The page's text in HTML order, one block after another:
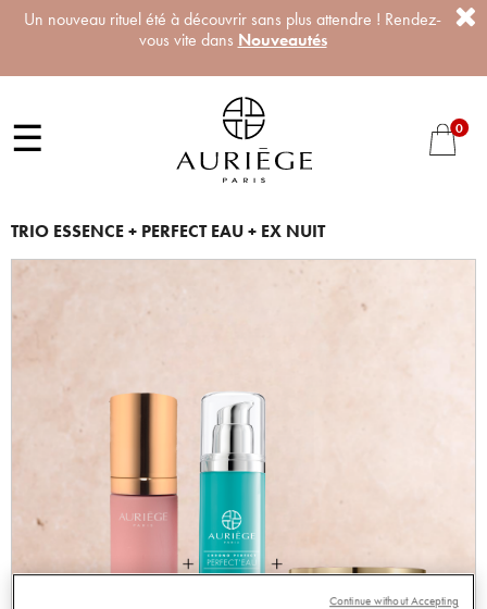
Un nouveau rituel été à découvrir sans plus attendre ! Rendez-
vous vite dans Nouveautés
☰ 0
TRIO ESSENCE + PERFECT EAU + EX NUIT
Continue without Accepting